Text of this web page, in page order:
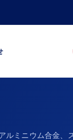
ミニウム合金、